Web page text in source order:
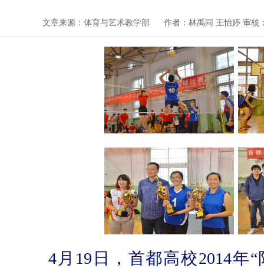
文章来源：体育与艺术教学部 作者：林禹同 王怡婷 审核
4月19日，首都高校2014年